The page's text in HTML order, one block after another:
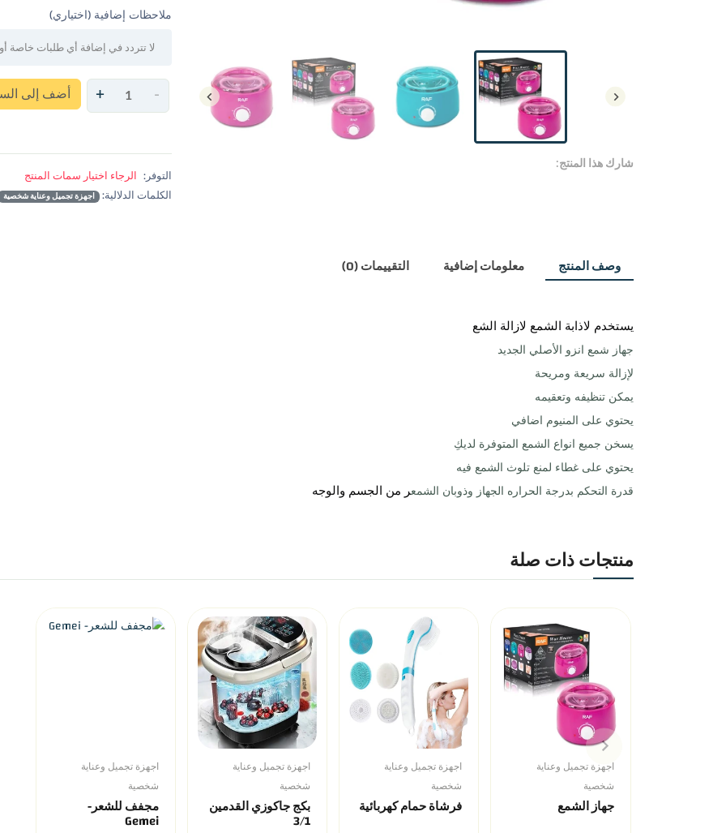
شارك هذا المنتج:
ملاحظات إضافية (اختياري)
-
+ أضف إلى
التوفر: الرجاء اختيار سمات المنتج
الكلمات الدلالية:
اجهزة تجميل وعناية شخصية
وصف المنتج معلومات إضافية التقييمات (0)
يستخدم لاذابة الشمع لازالة الشع
جهاز شمع انزو الأصلي الجديد
لإزالة سريعة ومريحة
يمكن تنظيفه وتعقيمه
يحتوي على المنيوم اضافي
يسخن جميع انواع الشمع المتوفرة لديكِ
يحتوي على غطاء لمنع تلوث الشمع فيه
قدرة التحكم بدرجة الحراره الجهاز وذوبان الشمعر من الجسم والوجه
منتجات ذات صلة
اجهزة تجميل وعناية
شخصية
جهاز الشمع
اجهزة تجميل وعناية
شخصية
فرشاة حمام كهربائية
اجهزة تجميل وعناية
شخصية
بكج جاكوزي القدمين
3/1
اجهزة تجميل وعناية
شخصية
مجفف للشعر-
Gemei